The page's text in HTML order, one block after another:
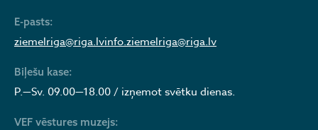
E-pasts:
ziemelriga@riga.lvinfo.ziemelriga@riga.lv
Biļešu kase:
P.—Sv. 09.00—18.00 / izņemot svētku dienas.
VEF vēstures muzejs: